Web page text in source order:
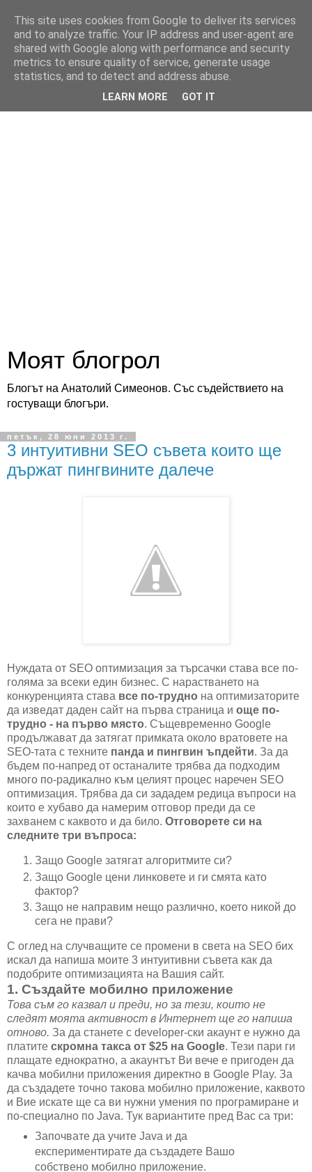
Моят блогрол
Блогът на Анатолий Симеонов. Със съдействието на
гостуващи блогъри.
петък, 28 юни 2013 г.
3 интуитивни SEO съвета които ще
държат пингвините далече
Нуждата от SEO оптимизация за търсачки става все по-
голяма за всеки един бизнес. С нарастването на
конкуренцията става все по-трудно на оптимизаторите
да изведат даден сайт на първа страница и още по-
трудно - на първо място. Същевременно Google
продължават да затягат примката около вратовете на
SEO-тата с техните панда и пингвин ъпдейти. За да
бъдем по-напред от останалите трябва да подходим
много по-радикално към целият процес наречен SEO
оптимизация. Трябва да си зададем редица въпроси на
които е хубаво да намерим отговор преди да се
захванем с каквото и да било. Отговорете си на
следните три въпроса:
Защо Google затягат алгоритмите си?
Защо Google цени линковете и ги смята като
фактор?
Защо не направим нещо различно, което никой до
сега не прави?
С оглед на случващите се промени в света на SEO бих
искал да напиша моите 3 интуитивни съвета как да
подобрите оптимизацията на Вашия сайт.
1. Създайте мобилно приложение
Това съм го казвал и преди, но за тези, които не
следят моята активност в Интернет ще го напиша
отново. За да станете с developer-ски акаунт е нужно да
платите скромна такса от $25 на Google. Тези пари ги
плащате еднократно, а акаунтът Ви вече е пригоден да
качва мобилни приложения директно в Google Play. За
да създадете точно такова мобилно приложение, каквото
и Вие искате ще са ви нужни умения по програмиране и
по-специално по Java. Тук вариантите пред Вас са три:
Започвате да учите Java и да
експериментирате да създадете Вашо
собствено мобилно приложение.
This site uses cookies from Google to deliver its services
and to analyze traffic. Your IP address and user-agent are
shared with Google along with performance and security
metrics to ensure quality of service, generate usage
statistics, and to detect and address abuse.
LEARN MORE GOT IT